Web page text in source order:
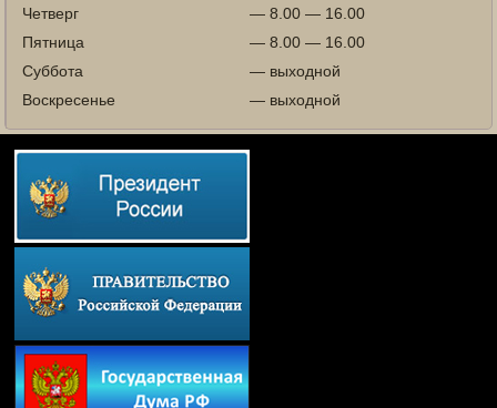
Четверг
— 8.00 — 16.00
Пятница
— 8.00 — 16.00
Суббота
— выходной
Воскресенье
— выходной